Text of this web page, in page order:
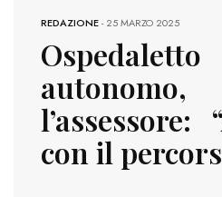
REDAZIONE-25 MARZO 2025
Ospedaletto
autonomo,
l’assessore:
con il